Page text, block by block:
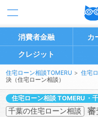
消費者金融 カ
クレジット
住宅ローン相談TOMERU 住宅
決（住宅ローン相談）
住宅ローン相談 ・
千葉の住宅ローン相談